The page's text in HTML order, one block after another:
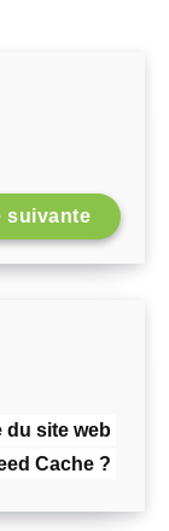
suivante
du site web
Cache ?